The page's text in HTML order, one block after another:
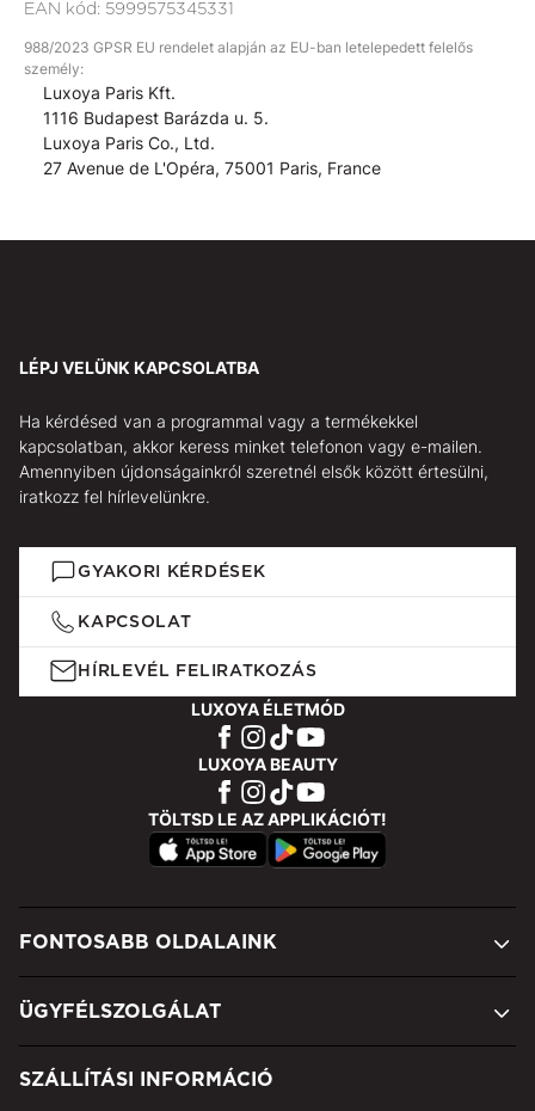
EAN kód: 5999575345331
988/2023 GPSR EU rendelet alapján az EU-ban letelepedett felelős
személy:
Luxoya Paris Kft.
1116 Budapest Barázda u. 5.
Luxoya Paris Co., Ltd.
27 Avenue de L'Opéra, 75001 Paris, France
LÉPJ VELÜNK KAPCSOLATBA
Ha kérdésed van a programmal vagy a termékekkel
kapcsolatban, akkor keress minket telefonon vagy e-mailen.
Amennyiben újdonságainkról szeretnél elsők között értesülni,
iratkozz fel hírlevelünkre.
GYAKORI KÉRDÉSEK
KAPCSOLAT
HÍRLEVÉL FELIRATKOZÁS
LUXOYA ÉLETMÓD
LUXOYA BEAUTY
TÖLTSD LE AZ APPLIKÁCIÓT!
FONTOSABB OLDALAINK
ÜGYFÉLSZOLGÁLAT
SZÁLLÍTÁSI INFORMÁCIÓ